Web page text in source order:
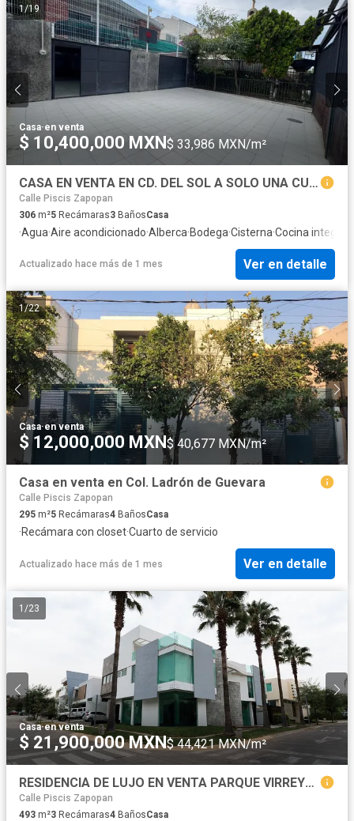
1/19
Casa·en venta
$ 10,400,000 MXN$ 33,986 MXN/m²
CASA EN VENTA EN CD. DEL SOL A SOLO UNA CUADRA PLAZA CIUDADELA, ZAPOPAN
Calle Piscis Zapopan
306 m²5 Recámaras3 BañosCasa
·Agua·Aire acondicionado·Alberca·Bodega·Cisterna·Cocina integral
Actualizado hace más de 1 mes Ver en detalle
1/22
Casa·en venta
$ 12,000,000 MXN$ 40,677 MXN/m²
Casa en venta en Col. Ladrón de Guevara
Calle Piscis Zapopan
295 m²5 Recámaras4 BañosCasa
·Recámara con closet·Cuarto de servicio
Actualizado hace más de 1 mes Ver en detalle
1 /23
Casa·en venta
$ 21,900,000 MXN$ 44,421 MXN/m²
RESIDENCIA DE LUJO EN VENTA PARQUE VIRREYES
Calle Piscis Zapopan
493 m²3 Recámaras4 BañosCasa